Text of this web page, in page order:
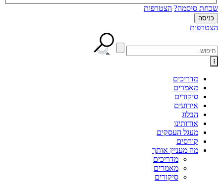
שכחת סיסמה? הצטרפות
הצטרפות
מדריכים
מאמרים
סיקורים
אירועים
הבלוג
אודותינו
מעגל העסקים
קורסים
מה מעניין אותך
מדריכים
מאמרים
סיקורים